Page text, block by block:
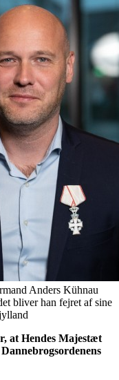
Anders Kühnau
bliver han fejret af sine
at Hendes Majestæt